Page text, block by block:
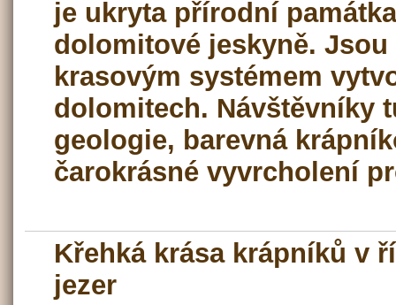
je ukryta přírodní
dolomitové jeskyně.
krasovým systémem
dolomitech. Návštěvníky
geologie, barevná
čarokrásné vyvrcholení
Křehká krása krápníků v
jezer